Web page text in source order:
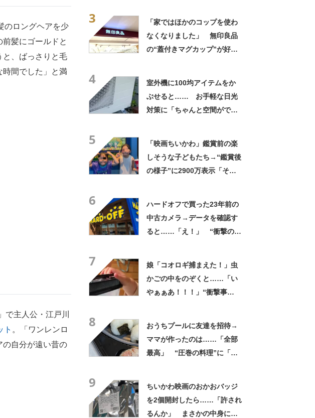
のロングヘアを少
髪にゴールドと
と、ばっさりと毛
間でした」と満
主人公・江戸川
ト 。「ワンレンロ
の自分が遠い昔の
3
「家ではほかのコップを使わ
なくなりました」 無印良品
の“蓋付きマグカップ”が好
4
室外機に100均アイテムをか
ぶせると…… お手軽な日光
対策に「ちゃんと空間ができ
5
「映画ちいかわ」鑑賞前の楽
しそうな子どもたち→“鑑賞後
の様子”に2900万表示「そう
6
ハードオフで買った23年前の
中古カメラ→データを確認す
ると……「え！」 “衝撃の中
7
娘「コオロギ捕まえた！」虫
かごの中をのぞくと……「い
やぁぁあ！！！」“衝撃事
8
おうちプールに友達を招待→
ママが作ったのは……「全部
最高」 “圧巻の料理”に「う
9
ちいかわ映画のおかおバッジ
を2個開封したら……「許され
るんか」 まさかの中身に